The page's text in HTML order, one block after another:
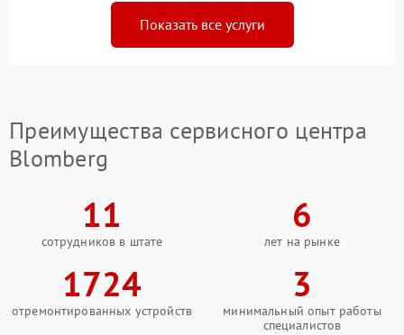
Показать все услуги
Преимущества сервисного центра
Blomberg
11
сотрудников в штате
6
лет на рынке
1724
отремонтированных устройств
3
минимальный опыт работы
специалистов